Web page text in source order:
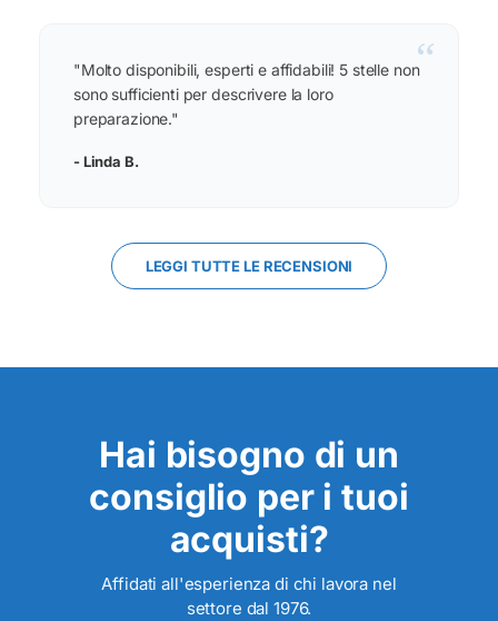
“
"Molto disponibili, esperti e affidabili! 5 stelle non
sono sufficienti per descrivere la loro
preparazione."
- Linda B.
LEGGI TUTTE LE RECENSIONI
Hai bisogno di un
consiglio per i tuoi
acquisti?
Affidati all'esperienza di chi lavora nel
settore dal 1976.